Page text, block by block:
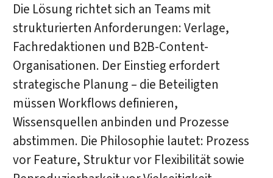
Die Lösung richtet sich an Teams mit
strukturierten Anforderungen: Verlage,
Fachredaktionen und B2B-Content-
Organisationen. Der Einstieg erfordert
strategische Planung – die Beteiligten
müssen Workflows definieren,
Wissensquellen anbinden und Prozesse
abstimmen. Die Philosophie lautet: Prozess
vor Feature, Struktur vor Flexibilität sowie